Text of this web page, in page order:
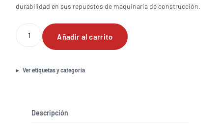
durabilidad en sus repuestos de maquinaria de construcción.
Tapón
de
tanque
gasolina
Añadir al carrito
Ver etiquetas y categoría
Descripción